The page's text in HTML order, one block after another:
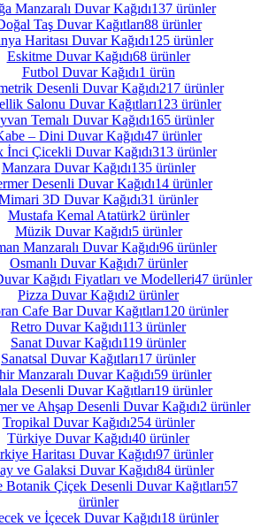
Manzaralı Duvar Kağıdı137 ürünler
Taş Duvar Kağıtları88 ürünler
Haritası Duvar Kağıdı125 ürünler
Eskitme Duvar Kağıdı68 ürünler
Futbol Duvar Kağıdı1 ürün
Desenli Duvar Kağıdı217 ürünler
Salonu Duvar Kağıtları123 ürünler
Temalı Duvar Kağıdı165 ürünler
– Dini Duvar Kağıdı47 ürünler
İnci Çicekli Duvar Kağıdı313 ürünler
Manzara Duvar Kağıdı135 ürünler
Desenli Duvar Kağıdı14 ürünler
3D Duvar Kağıdı31 ürünler
Mustafa Kemal Atatürk2 ürünler
Müzik Duvar Kağıdı5 ürünler
Manzaralı Duvar Kağıdı96 ürünler
Osmanlı Duvar Kağıdı7 ürünler
Kağıdı Fiyatları ve Modelleri47 ürünler
Pizza Duvar Kağıdı2 ürünler
Cafe Bar Duvar Kağıtları120 ürünler
Retro Duvar Kağıdı113 ürünler
Sanat Duvar Kağıdı119 ürünler
Sanatsal Duvar Kağıtları17 ürünler
Manzaralı Duvar Kağıdı59 ürünler
Desenli Duvar Kağıtları19 ürünler
ve Ahşap Desenli Duvar Kağıdı2 ürünler
Tropikal Duvar Kağıdı254 ürünler
Türkiye Duvar Kağıdı40 ürünler
Haritası Duvar Kağıdı97 ürünler
ve Galaksi Duvar Kağıdı84 ürünler
Botanik Çiçek Desenli Duvar Kağıtları57
ürünler
ve İçecek Duvar Kağıdı18 ürünler